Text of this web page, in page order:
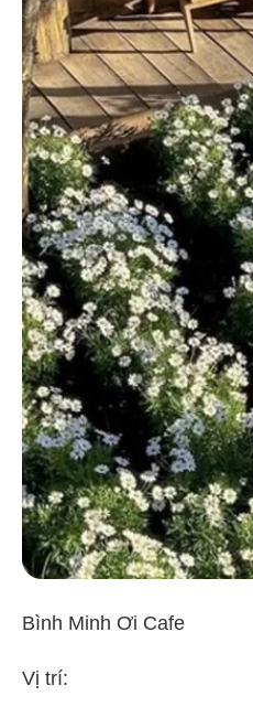
Bình Minh Ơi Cafe
Vị trí: